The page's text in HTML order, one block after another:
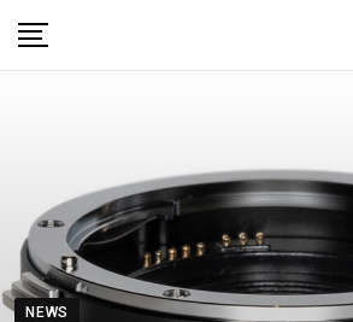
to
NEWS